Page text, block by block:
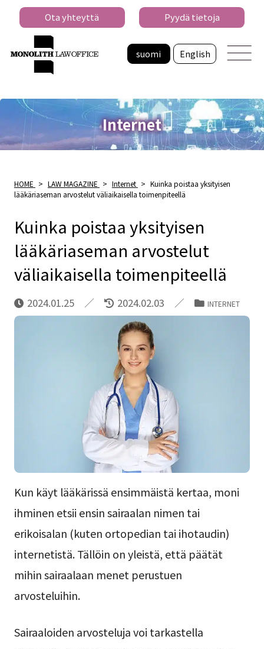
suomi English
Ota yhteyttä Pyydä tietoja
Internet
HOME > LAW MAGAZINE > Internet > Kuinka poistaa yksityisen
lääkäriaseman arvostelut väliaikaisella toimenpiteellä
Kuinka poistaa yksityisen
lääkäriaseman arvostelut
väliaikaisella toimenpiteellä
2024.01.25 2024.02.03 INTERNET
Kun käyt lääkärissä ensimmäistä kertaa, moni
ihminen etsii ensin sairaalan nimen tai
erikoisalan (kuten ortopedian tai ihotaudin)
internetistä. Tällöin on yleistä, että päätät
mihin sairaalaan menet perustuen
arvosteluihin.
Sairaaloiden arvosteluja voi tarkastella